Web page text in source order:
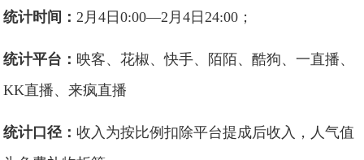
统计时间：2月4日0:00—2月4日24:00；
统计平台： 映客、花椒、快手、陌陌、酷狗、一直播、
KK直播、来疯直播
统计口径：收入为按比例扣除平台提成后收入，人气值